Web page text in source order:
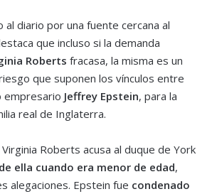
al diario por una fuente cercana al
que incluso si la demanda
Roberts fracasa, la misma es un
que suponen los vínculos entre
empresario Jeffrey Epstein, para la
real de Inglaterra.
Roberts acusa al duque de York
ella cuando era menor de edad,
alegaciones. Epstein fue condenado